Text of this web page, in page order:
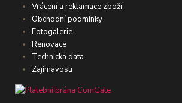
Vrácení a reklamace zboží
Obchodní podmínky
Fotogalerie
Renovace
Technická data
Zajímavosti